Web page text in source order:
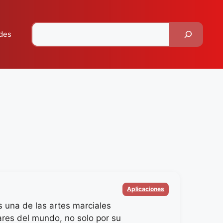
una de las artes marciales
del mundo, no solo por su
Categorias
Aplicaciones